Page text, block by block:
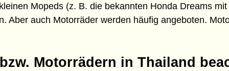
Mopeds (z. B. die bekannten Honda Dreams
Aber auch Motorräder werden häufig angeboten.
Motorrädern in Thailand